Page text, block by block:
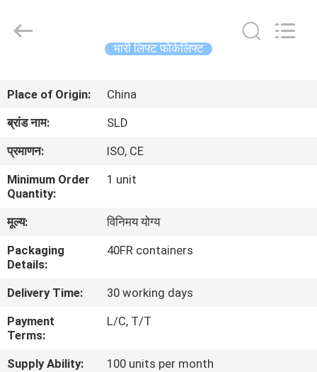
उत्पादों
बारे
में
कारखाना
भ्रमण
गुणवत्ता
नियंत्रण
भारी लिफ्ट फोर्कलिफ्ट
Place of Origin:
China
ब्रांड नाम:
SLD
प्रमाणन:
ISO, CE
Minimum Order
Quantity:
1 unit
मूल्य:
विनिमय योग्य
Packaging
Details:
40FR containers
Delivery Time:
30 working days
Payment
Terms:
L/C, T/T
Supply Ability:
100 units per month